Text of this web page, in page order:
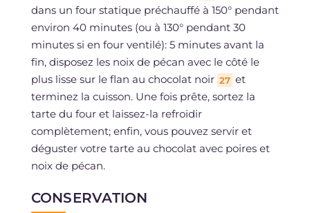
dans un four statique préchauffé à 150° pendant
environ 40 minutes (ou à 130° pendant 30
minutes si en four ventilé): 5 minutes avant la
fin, disposez les noix de pécan avec le côté le
plus lisse sur le flan au chocolat noir 27 et
terminez la cuisson. Une fois prête, sortez la
tarte du four et laissez-la refroidir
complètement; enfin, vous pouvez servir et
déguster votre tarte au chocolat avec poires et
noix de pécan.
CONSERVATION